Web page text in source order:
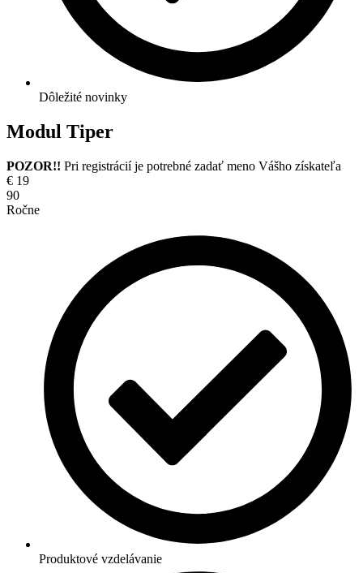
Dôležité novinky
Modul Tiper
POZOR!! Pri registrácií je potrebné zadať meno Vášho získateľa
€ 19
90
Ročne
Produktové vzdelávanie